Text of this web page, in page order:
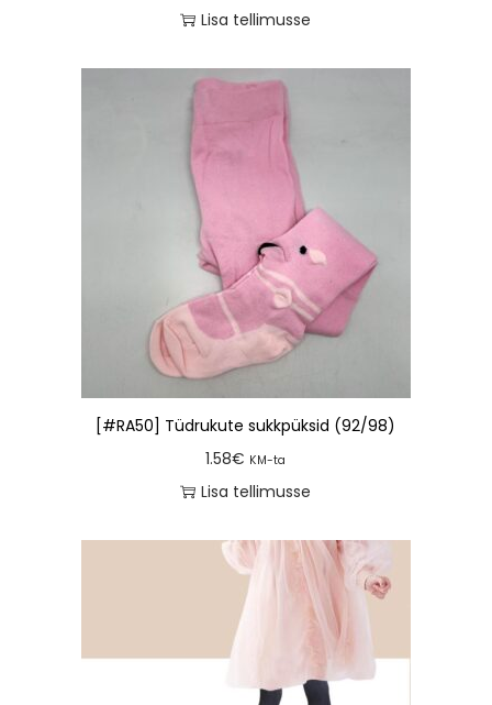
Lisa tellimusse
[#RA50] Tüdrukute sukkpüksid (92/98)
1.58€ KM-ta
Lisa tellimusse